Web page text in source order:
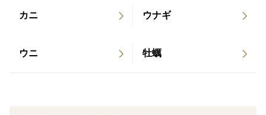
近年の資材・燃料・配送コストの高騰、
今シーズンは価格を改定させていただくこととなりまし
カニ ウナギ
ウニ 牡蠣